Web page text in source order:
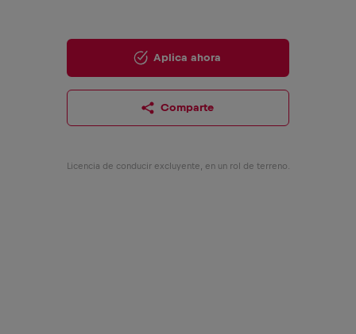
Aplica ahora
Comparte
Licencia de conducir excluyente, en un rol de terreno.